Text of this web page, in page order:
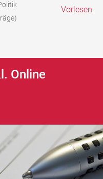
Vorlesen
Online